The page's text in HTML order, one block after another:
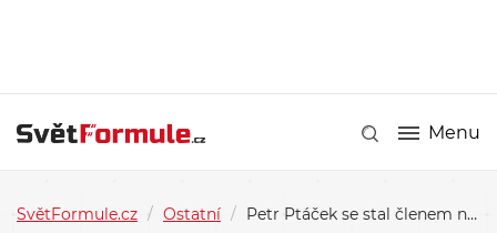
Menu
SvětFormule.cz / Ostatní / Petr Ptáček se stal členem nové akademie Sauberu